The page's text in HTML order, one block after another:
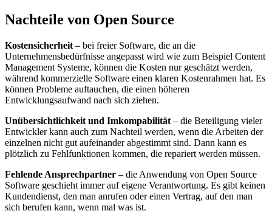
Nachteile von Open Source
Kostensicherheit – bei freier Software, die an die
Unternehmensbedürfnisse angepasst wird wie zum Beispiel Content
Management Systeme, können die Kosten nur geschätzt werden,
während kommerzielle Software einen klaren Kostenrahmen hat. Es
können Probleme auftauchen, die einen höheren
Entwicklungsaufwand nach sich ziehen.
Unübersichtlichkeit und Imkompabilität – die Beteiligung vieler
Entwickler kann auch zum Nachteil werden, wenn die Arbeiten der
einzelnen nicht gut aufeinander abgestimmt sind. Dann kann es
plötzlich zu Fehlfunktionen kommen, die repariert werden müssen.
Fehlende Ansprechpartner – die Anwendung von Open Source
Software geschieht immer auf eigene Verantwortung. Es gibt keinen
Kundendienst, den man anrufen oder einen Vertrag, auf den man
sich berufen kann, wenn mal was ist.